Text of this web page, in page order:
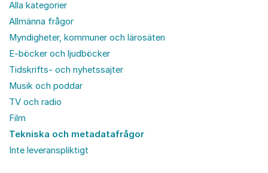
Alla kategorier
Allmänna frågor
Myndigheter, kommuner och lärosäten
E-böcker och ljudböcker
Tidskrifts- och nyhetssajter
Musik och poddar
TV och radio
Film
Tekniska och metadatafrågor
Inte leveranspliktigt